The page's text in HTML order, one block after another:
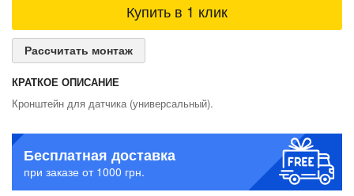
Купить в 1 клик
Рассчитать монтаж
КРАТКОЕ ОПИСАНИЕ
Кронштейн для датчика (универсальный).
Бесплатная доставка
при заказе от 1000 грн.